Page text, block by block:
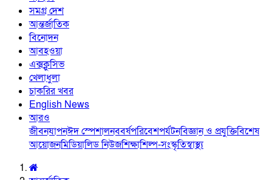
সমগ্র দেশ
আন্তর্জাতিক
বিনোদন
আবহওয়া
এক্সক্লুসিভ
খেলাধুলা
চাকরির খবর
English News
আরও
জীবনযাপনঈদ স্পেশালনববর্ষপরিবেশপর্যটনবিজ্ঞান ও প্রযুক্তিবিশেষ
আয়োজনমিডিয়ালিড নিউজশিক্ষাশিল্প-সংস্কৃতিস্বাস্থ্য